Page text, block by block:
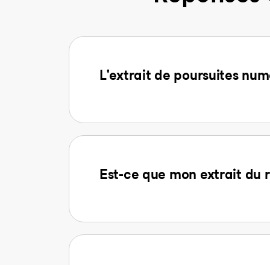
L'extrait de poursuites
Est-ce que mon extrait du